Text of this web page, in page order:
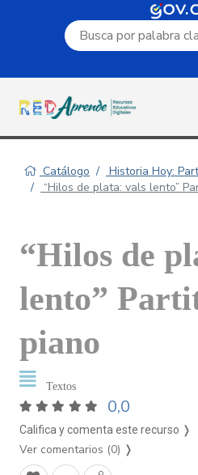
Campo de búsqueda
Catálogo
Historia Hoy:
“Hilos de plata: vals lento”
“Hilos de
lento”
piano
Textos
0,0
Califica y comenta este recurso ❭
Ver comentarios (0) ❭